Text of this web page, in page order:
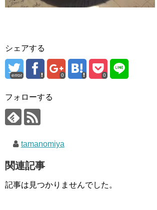
シェアする
error 0 0
フォローする
tamanomiya
関連記事
記事は見つかりませんでした。